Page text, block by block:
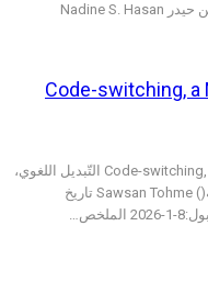
المدارس: إطار مقارن للتميز التّعليمي ندين حسن حيدر Nadine S. Hasan
Code-switching,
Code-switching, a Means of Identity Negotiation in Lebanon التّبديل اللغوي،
وسيلة للتّعبير عن الهُويّة في لبنان سوسن طعمة() Sawsan Tohme تاريخ